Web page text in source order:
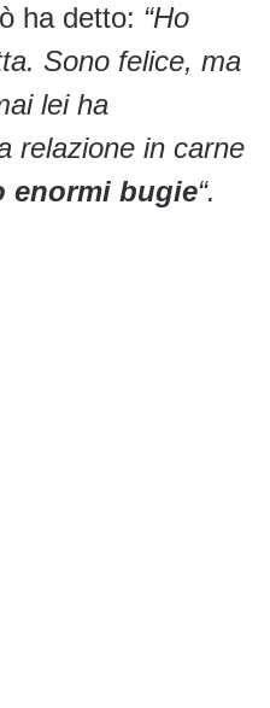
ha detto: “Ho
Sono felice, ma
lei ha
relazione in carne
enormi bugie“.